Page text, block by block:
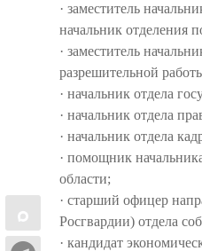
· заместитель
начальник отделения
· заместитель
разрешительной
· начальник отдела
· начальник отдела
· начальник отдела
· помощник
области;
· старший офицер
Росгвардии) отдела
· кандидат